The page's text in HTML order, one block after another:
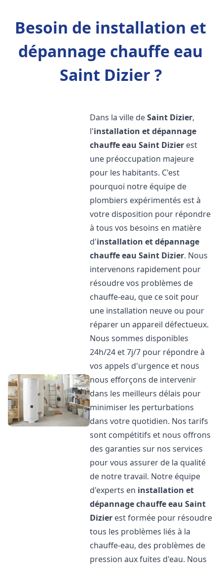
Besoin de installation et
dépannage chauffe eau
Saint Dizier ?
Dans la ville deSaint Dizier,
l'installation et dépannage
chauffe eau Saint Dizier est
une préoccupation majeure
pour les habitants. C'est
pourquoi notre équipe de
plombiers expérimentés est à
votre disposition pour répondre
à tous vos besoins en matière
d'installation et dépannage
chauffe eau Saint Dizier. Nous
intervenons rapidement pour
résoudre vos problèmes de
chauffe-eau, que ce soit pour
une installation neuve ou pour
réparer un appareil défectueux.
Nous sommes disponibles
24h/24 et 7j/7 pour répondre à
vos appels d'urgence et nous
nous efforçons de intervenir
dans les meilleurs délais pour
minimiser les perturbations
dans votre quotidien. Nos tarifs
sont compétitifs et nous offrons
des garanties sur nos services
pour vous assurer de la qualité
de notre travail. Notre équipe
d'experts en installation et
dépannage chauffe eau Saint
Dizier est formée pour résoudre
tous les problèmes liés à la
chauffe-eau, des problèmes de
pression aux fuites d'eau. Nous